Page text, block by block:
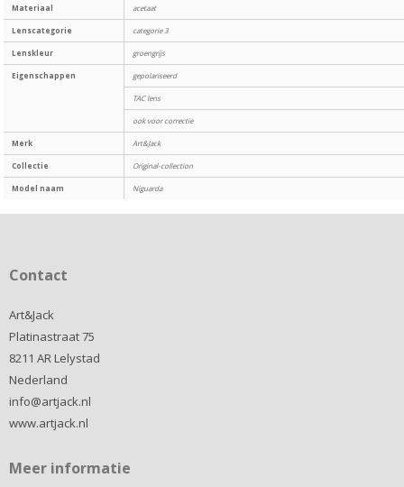
Materiaal acetaat
Lenscategorie categorie 3
Lenskleur groengrijs
Eigenschappen gepolariseerd
TAC lens
ook voor correctie
Merk Art&Jack
Collectie Original-collection
Model naam Niguarda
Contact
Art&Jack
Platinastraat 75
8211 AR Lelystad
Nederland
info@artjack.nl
www.artjack.nl
Meer informatie